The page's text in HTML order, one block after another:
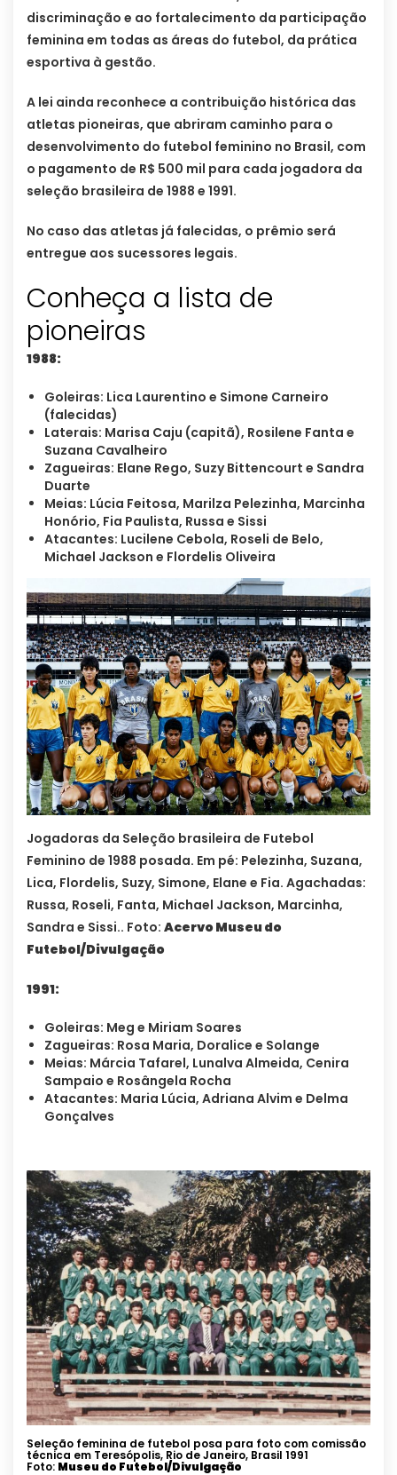
discriminação e ao fortalecimento da participação
feminina em todas as áreas do futebol, da prática
esportiva à gestão.
A lei ainda reconhece a contribuição histórica das
atletas pioneiras, que abriram caminho para o
desenvolvimento do futebol feminino no Brasil, com
o pagamento de R$ 500 mil para cada jogadora da
seleção brasileira de 1988 e 1991.
No caso das atletas já falecidas, o prêmio será
entregue aos sucessores legais.
Conheça a lista de
pioneiras
1988:
Goleiras: Lica Laurentino e Simone Carneiro
(falecidas)
Laterais: Marisa Caju (capitã), Rosilene Fanta e
Suzana Cavalheiro
Zagueiras: Elane Rego, Suzy Bittencourt e Sandra
Duarte
Meias: Lúcia Feitosa, Marilza Pelezinha, Marcinha
Honório, Fia Paulista, Russa e Sissi
Atacantes: Lucilene Cebola, Roseli de Belo,
Michael Jackson e Flordelis Oliveira
Jogadoras da Seleção brasileira de Futebol
Feminino de 1988 posada. Em pé: Pelezinha, Suzana,
Lica, Flordelis, Suzy, Simone, Elane e Fia. Agachadas:
Russa, Roseli, Fanta, Michael Jackson, Marcinha,
Sandra e Sissi.. Foto: Acervo Museu do
Futebol/Divulgação
1991:
Goleiras: Meg e Miriam Soares
Zagueiras: Rosa Maria, Doralice e Solange
Meias: Márcia Tafarel, Lunalva Almeida, Cenira
Sampaio e Rosângela Rocha
Atacantes: Maria Lúcia, Adriana Alvim e Delma
Gonçalves
Seleção feminina de futebol posa para foto com comissão
técnica em Teresópolis, Rio de Janeiro, Brasil 1991
Foto: Museu do Futebol/Divulgação